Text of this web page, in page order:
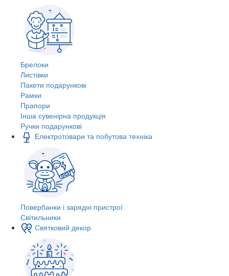
Брелоки
Листівки
Пакети подарункові
Рамки
Прапори
Інша сувенірна продукція
Ручки подарункові
Електротовари та побутова техніка
Повербанки і зарядні пристрої
Світильники
Святковий декор